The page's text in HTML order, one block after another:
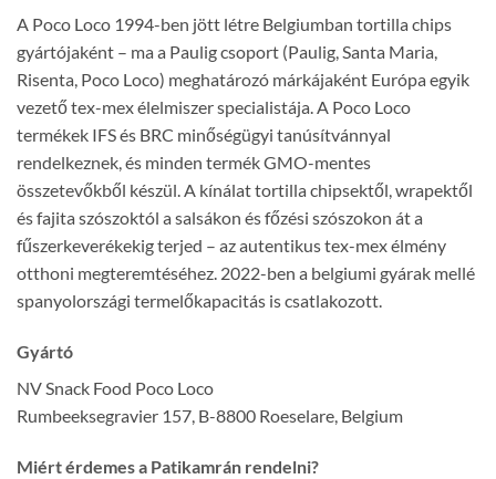
A Poco Loco 1994-ben jött létre Belgiumban tortilla chips
gyártójaként – ma a Paulig csoport (Paulig, Santa Maria,
Risenta, Poco Loco) meghatározó márkájaként Európa egyik
vezető tex-mex élelmiszer specialistája. A Poco Loco
termékek IFS és BRC minőségügyi tanúsítvánnyal
rendelkeznek, és minden termék GMO-mentes
összetevőkből készül. A kínálat tortilla chipsektől, wrapektől
és fajita szószoktól a salsákon és főzési szószokon át a
fűszerkeverékekig terjed – az autentikus tex-mex élmény
otthoni megteremtéséhez. 2022-ben a belgiumi gyárak mellé
spanyolországi termelőkapacitás is csatlakozott.
Gyártó
NV Snack Food Poco Loco
Rumbeeksegravier 157, B-8800 Roeselare, Belgium
Miért érdemes a Patikamrán rendelni?